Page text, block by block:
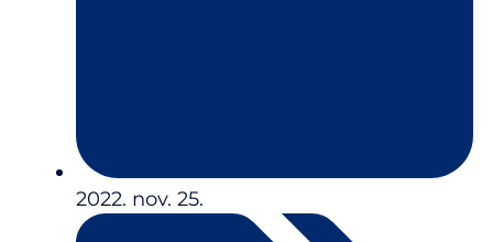
2022. nov. 25.